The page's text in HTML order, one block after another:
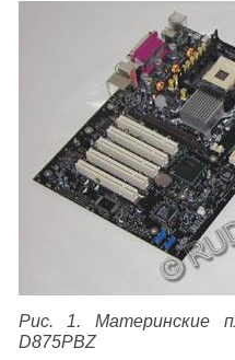
Рис. 1. Материнские
D875PBZ